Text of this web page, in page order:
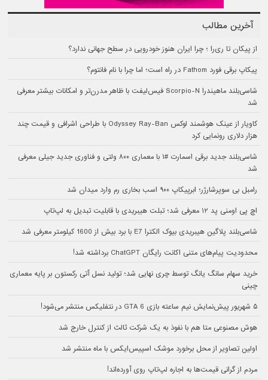
آخرین مطالب
از پیکان تا ری‌را ؛ چرا ایران هنوز خودرویی در سطح جهانی ندارد؟
پیکاپ برقی فورد Fathom در راه است؛ اما چرا با نام فانتوم؟
شاسی‌بلند ماهیندرا Scorpio-N فیس‌لیفت با ظاهر مدرن‌تر و امکانات بیشتر معرفی
شد
کاویار از عینک هوشمند لوکس Odyssey Ray-Ban با طراحی اشرافی و قیمت چند
هزار دلاری رونمایی کرد
شاسی‌بلند جدید برقی اسمارت #۱ با معماری ۸۰۰ ولتی و فناوری جدید جیلی معرفی
شد
رامبل بی سوپرشارژر؛ ابرپیکاپ ۹۰۰ اسب بخاری رم وارد میدان شد
اچ پی اومنی پد ۱۲ معرفی شد؛ تبلت هیبریدی با قابلیت تبدیل به لپ‌تاپ
شاسی‌بلند پلاگین هیبریدی بیوک الکترا E7 با برد بیش از 1600 کیلومتر معرفی شد
محدودیت پیام‌های متنی اکانت رایگان ChatGPT برداشته شد!
خرید سهام سانگ‌ یانگ توسط چری نهایی شد؛ تولید نسل آتی رکستون بر پایه معماری
چینی
۵ شهریور پیش‌نمایش نیم ساعته بازی GTA 6 در نتفلیکس منتشر می‌شود!
هوش مصنوعی متا هم با نفوذ به یک شرکت ثالث از کنترل خارج شد
اولین تصاویر از محل برخورد موشک اسپیس‌ایکس با ماه منتشر شد
مردم از گرانی قیمت‌ها به اجاره لپ‌تاپ روی آورده‌اند!